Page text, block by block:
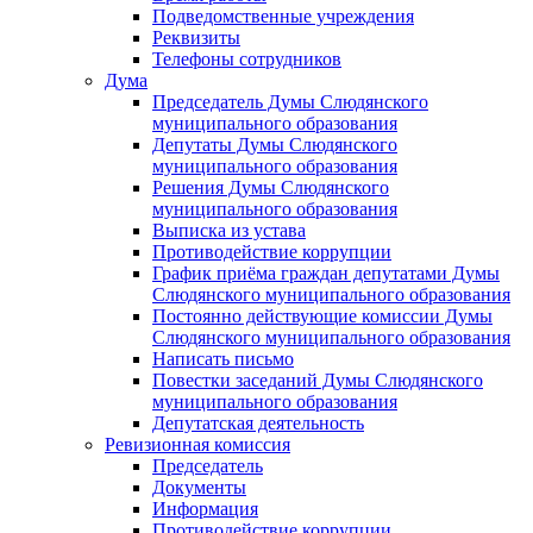
Подведомственные учреждения
Реквизиты
Телефоны сотрудников
Дума
Председатель Думы Слюдянского
муниципального образования
Депутаты Думы Слюдянского
муниципального образования
Решения Думы Слюдянского
муниципального образования
Выписка из устава
Противодействие коррупции
График приёма граждан депутатами Думы
Слюдянского муниципального образования
Постоянно действующие комиссии Думы
Слюдянского муниципального образования
Написать письмо
Повестки заседаний Думы Слюдянского
муниципального образования
Депутатская деятельность
Ревизионная комиссия
Председатель
Документы
Информация